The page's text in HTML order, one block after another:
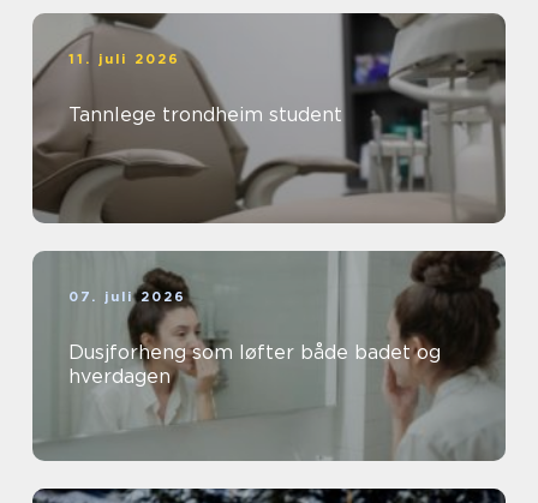
11. juli 2026
Tannlege trondheim student
07. juli 2026
Dusjforheng som løfter både badet og
hverdagen